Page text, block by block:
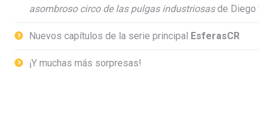
asombroso circo de las pulgas industriosasde Diego
Nuevos capítulos de la serie principal EsferasCR
¡Y muchas más sorpresas!